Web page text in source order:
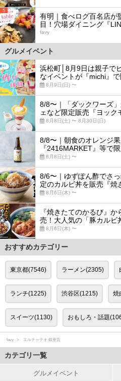
5
有明｜食べログ百名店が
目！穴場ダイニング『
favy
グルメイベント
浜松町│8月9日は親子で
なイベントが『michi』
8月9日(日) 〜
8/8〜｜「ダックワーズ
ェなど限定販売『ヨック
8月8日(土) 〜 8月30日(日)
8/8〜｜朝食のオレンジ
『2416MARKET』等で
8月8日(土) 〜
8/6〜｜ゆずぽん酢でさ
定のカルビ丼を販売『焼
8月6日(木) 〜
『焼きたてのかるび』
売！大人気の「豚カルビ
8月6日(木) 〜
おすすめカテゴリー
東京都(7546) ラーメン(2305)
ランチ(1225) 渋谷区(1215) 焼
スイーツ(1130) おもしろ・話題
favy エルチャテオ 銀座店
カテゴリ一覧
グルメイベント